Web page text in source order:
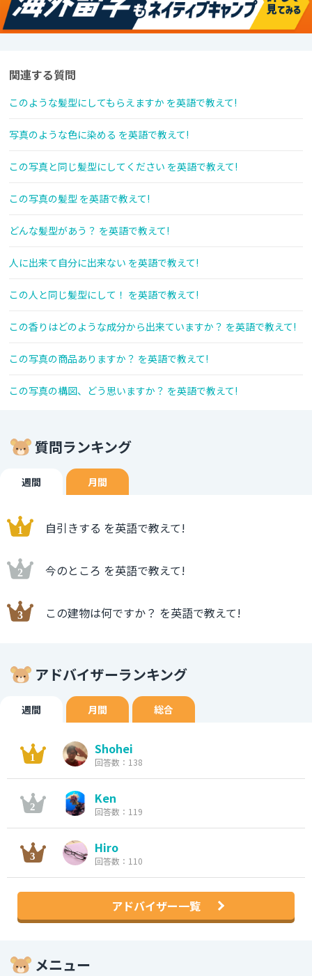
関連する質問
このような髪型にしてもらえますか を英語で教えて!
写真のような色に染める を英語で教えて!
この写真と同じ髪型にしてください を英語で教えて!
この写真の髪型 を英語で教えて!
どんな髪型があう？ を英語で教えて!
人に出来て自分に出来ない を英語で教えて!
この人と同じ髪型にして！ を英語で教えて!
この香りはどのような成分から出来ていますか？ を英語で教えて!
この写真の商品ありますか？ を英語で教えて!
この写真の構図、どう思いますか？ を英語で教えて!
質問ランキング
週間 月間
自引きする を英語で教えて!
今のところ を英語で教えて!
この建物は何ですか？ を英語で教えて!
アドバイザーランキング
週間 月間 総合
Shohei
回答数：138
Ken
回答数：119
Hiro
回答数：110
アドバイザー一覧
メニュー